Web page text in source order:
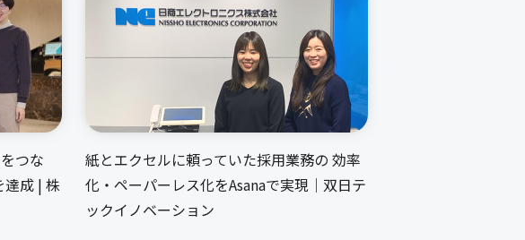
つな
達成 | 株
紙とエクセルに頼っていた採用業務の 効率
化・ペーパーレス化をAsanaで実現｜双日テ
ックイノベーション